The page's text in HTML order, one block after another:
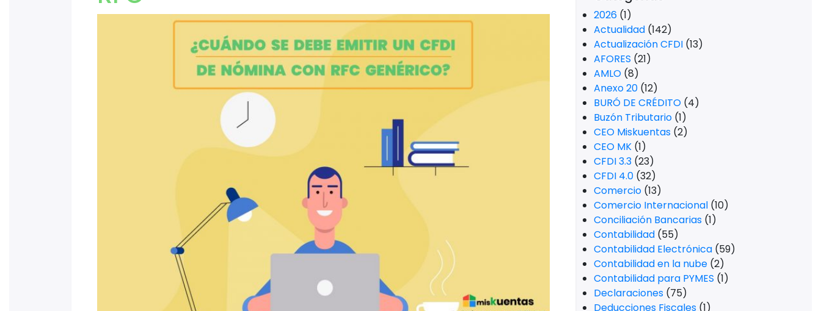
2026 (1)
Actualidad (142)
Actualización CFDI (13)
AFORES (21)
AMLO (8)
Anexo 20 (12)
BURÓ DE CRÉDITO (4)
Buzón Tributario (1)
CEO Miskuentas (2)
CEO MK (1)
CFDI 3.3 (23)
CFDI 4.0 (32)
Comercio (13)
Comercio Internacional (10)
Conciliación Bancarias (1)
Contabilidad (55)
Contabilidad Electrónica (59)
Contabilidad en la nube (2)
Contabilidad para PYMES (1)
Declaraciones (75)
Deducciones Fiscales (1)